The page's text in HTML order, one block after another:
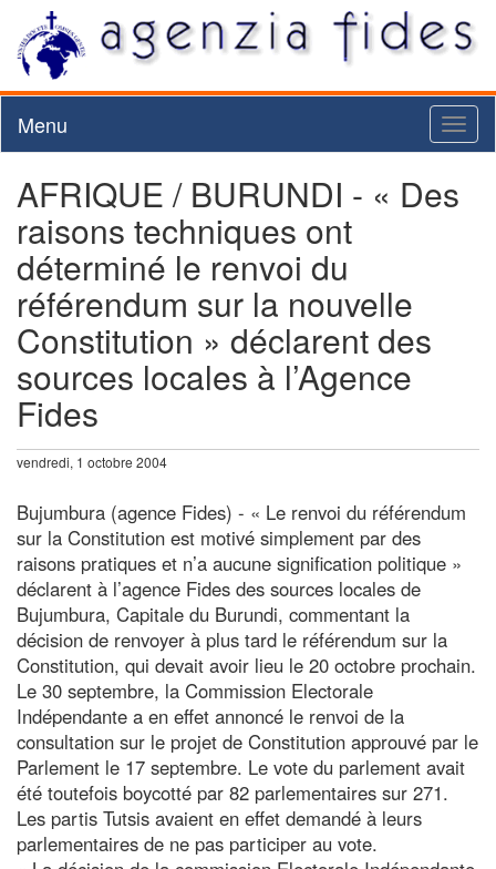
Menu
AFRIQUE / BURUNDI - « Des
raisons techniques ont
déterminé le renvoi du
référendum sur la nouvelle
Constitution » déclarent des
sources locales à l’Agence
Fides
vendredi, 1 octobre 2004
Bujumbura (agence Fides) - « Le renvoi du référendum
sur la Constitution est motivé simplement par des
raisons pratiques et n’a aucune signification politique »
déclarent à l’agence Fides des sources locales de
Bujumbura, Capitale du Burundi, commentant la
décision de renvoyer à plus tard le référendum sur la
Constitution, qui devait avoir lieu le 20 octobre prochain.
Le 30 septembre, la Commission Electorale
Indépendante a en effet annoncé le renvoi de la
consultation sur le projet de Constitution approuvé par le
Parlement le 17 septembre. Le vote du parlement avait
été toutefois boycotté par 82 parlementaires sur 271.
Les partis Tutsis avaient en effet demandé à leurs
parlementaires de ne pas participer au vote.